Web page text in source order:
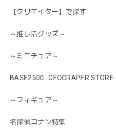
【クリエイター】で探す
～推し活グッズ～
～ミニチュア～
BASE2500 -GEOCRAPER STORE-
～フィギュア～
名探偵コナン特集